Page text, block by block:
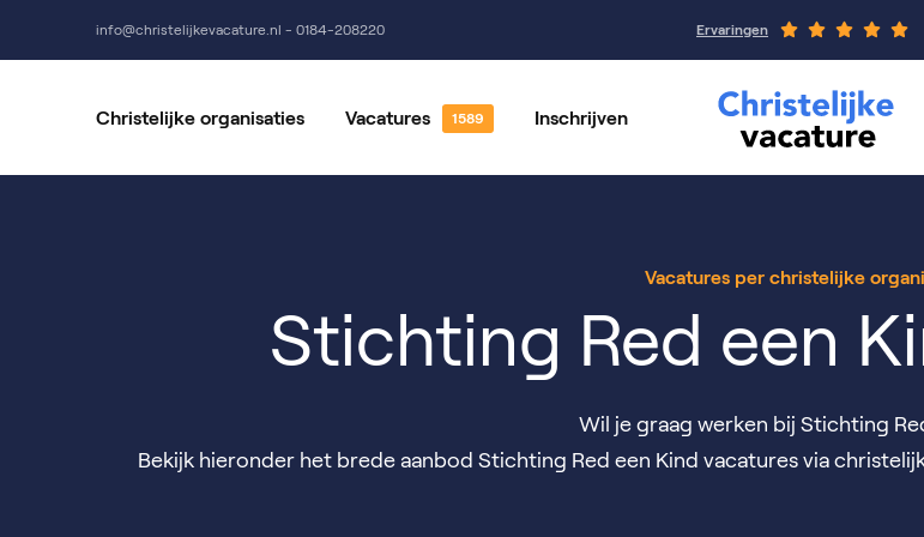
info@christelijkevacature.nl - 0184-208220 Ervaringen
Christelijke organisaties Vacatures Inschrijven
Vacatures per christelijke
Stichting Red een
Wil je graag werken bij Stichting
Bekijk hieronder het brede aanbod Stichting Red een Kind vacatures via